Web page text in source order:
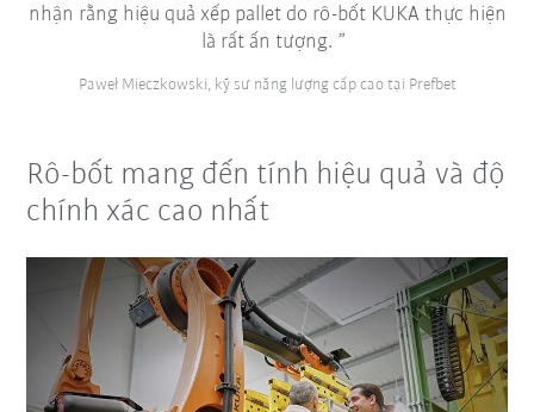
nhận rằng hiệu quả xếp pallet do rô-bốt KUKA thực hiện
là rất ấn tượng.
Paweł Mieczkowski, kỹ sư năng lượng cấp cao tại Prefbet
Rô-bốt mang đến tính hiệu quả và độ
chính xác cao nhất